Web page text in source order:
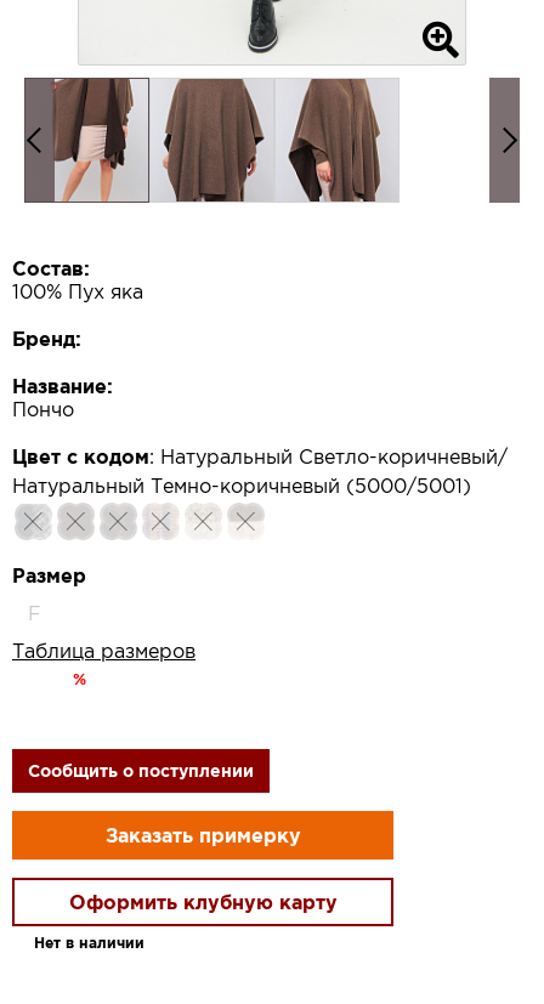
Состав:
100% Пух яка
Бренд:
Название:
Пончо
Цвет с кодом: Натуральный Светло-коричневый/
Натуральный Темно-коричневый (5000/5001)
Размер
F
Таблица размеров
%
Сообщить о поступлении
Заказать примерку
Оформить клубную карту
Нет в наличии